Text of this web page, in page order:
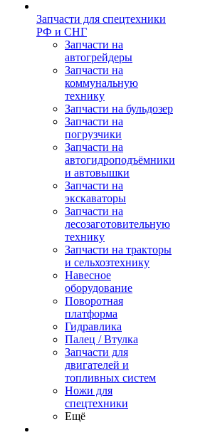
Запчасти для спецтехники
РФ и СНГ
Запчасти на
автогрейдеры
Запчасти на
коммунальную
технику
Запчасти на бульдозер
Запчасти на
погрузчики
Запчасти на
автогидроподъёмники
и автовышки
Запчасти на
экскаваторы
Запчасти на
лесозаготовительную
технику
Запчасти на тракторы
и сельхозтехнику
Навесное
оборудование
Поворотная
платформа
Гидравлика
Палец / Втулка
Запчасти для
двигателей и
топливных систем
Ножи для
спецтехники
Ещё